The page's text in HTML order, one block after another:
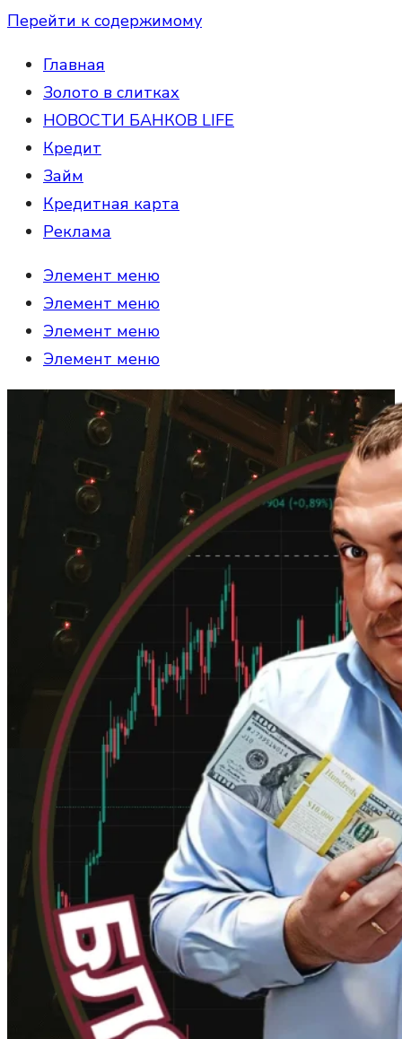
Перейти к содержимому
Главная
Золото в слитках
НОВОСТИ БАНКОВ LIFE
Кредит
Займ
Кредитная карта
Реклама
Элемент меню
Элемент меню
Элемент меню
Элемент меню